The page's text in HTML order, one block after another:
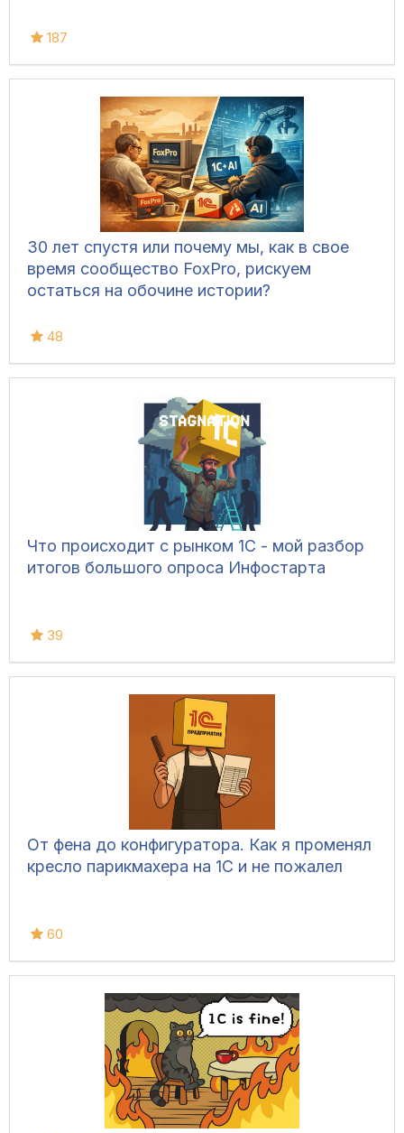
187
30 лет спустя или почему мы, как в свое
время сообщество FoxPro, рискуем
остаться на обочине истории?
48
Что происходит с рынком 1С - мой разбор
итогов большого опроса Инфостарта
39
От фена до конфигуратора. Как я променял
кресло парикмахера на 1С и не пожалел
60